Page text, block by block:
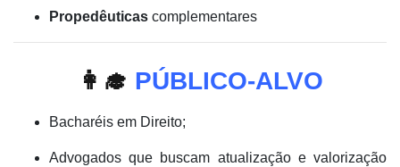
Propedêuticas complementares
👩‍🎓 PÚBLICO-ALVO
Bacharéis em Direito;
Advogados que buscam atualização e valorização